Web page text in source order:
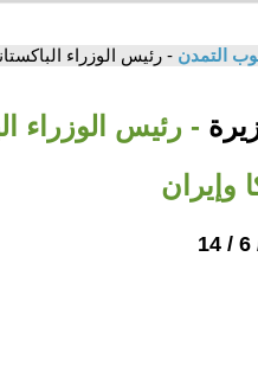
التمدن - رئيس الوزراء
- رئيس الوزراء
وإيران